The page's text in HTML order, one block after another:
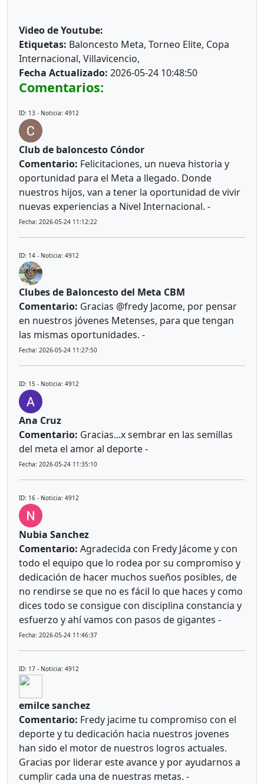
Video de Youtube:
Etiquetas: Baloncesto Meta, Torneo Elite, Copa
Internacional, Villavicencio,
Fecha Actualizado: 2026-05-24 10:48:50
Comentarios:
ID: 13 - Noticia: 4912
Club de baloncesto Cóndor
Comentario: Felicitaciones, un nueva historia y
oportunidad para el Meta a llegado. Donde
nuestros hijos, van a tener la oportunidad de vivir
nuevas experiencias a Nivel Internacional. -
Fecha: 2026-05-24 11:12:22
ID: 14 - Noticia: 4912
Clubes de Baloncesto del Meta CBM
Comentario: Gracias @fredy Jacome, por pensar
en nuestros jóvenes Metenses, para que tengan
las mismas oportunidades. -
Fecha: 2026-05-24 11:27:50
ID: 15 - Noticia: 4912
Ana Cruz
Comentario: Gracias...x sembrar en las semillas
del meta el amor al deporte -
Fecha: 2026-05-24 11:35:10
ID: 16 - Noticia: 4912
Nubia Sanchez
Comentario:Agradecida con Fredy Jácome y con
todo el equipo que lo rodea por su compromiso y
dedicación de hacer muchos sueños posibles, de
no rendirse se que no es fácil lo que haces y como
dices todo se consigue con disciplina constancia y
esfuerzo y ahí vamos con pasos de gigantes -
Fecha: 2026-05-24 11:46:37
ID: 17 - Noticia: 4912
emilce sanchez
Comentario: Fredy jacime tu compromiso con el
deporte y tu dedicación hacia nuestros jovenes
han sido el motor de nuestros logros actuales.
Gracias por liderar este avance y por ayudarnos a
cumplir cada una de nuestras metas. -